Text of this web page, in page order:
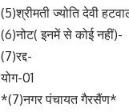
(5)श्रीमती ज्योति देवी
(6)नोट( इनमें से कोई नहीं)-
(7)रद्द-
योग-01
*(7)नगर पंचायत गैरसैंण*